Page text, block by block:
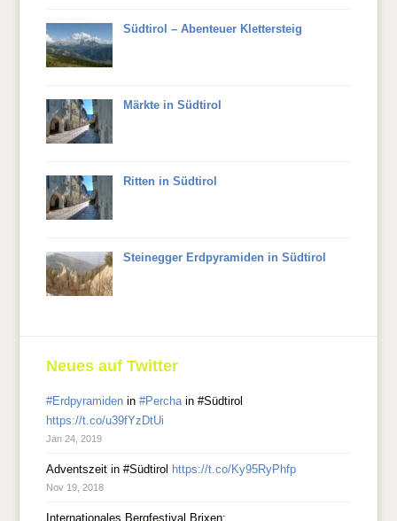
Südtirol – Abenteuer Klettersteig
Märkte in Südtirol
Ritten in Südtirol
Steinegger Erdpyramiden in Südtirol
Neues auf Twitter
#Erdpyramiden in#Perchain #Südtirol
https://t.co/u39fYzDtUi
Jan 24, 2019
Adventszeit in #Südtirol https://t.co/Ky95RyPhfp
Nov 19, 2018
Internationales Bergfestival Brixen: